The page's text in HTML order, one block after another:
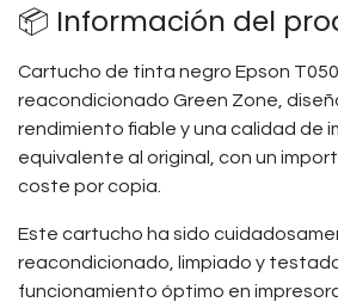
📦 Información del
Cartucho de tinta negro Epson
reacondicionado Green Zone,
rendimiento fiable y una calidad de
equivalente al original, con un
coste por copia.
Este cartucho ha sido
reacondicionado, limpiado y
funcionamiento óptimo en